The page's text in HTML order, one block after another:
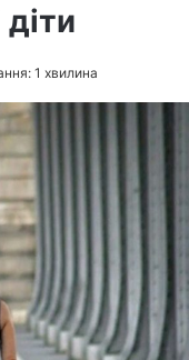
1 хвилина